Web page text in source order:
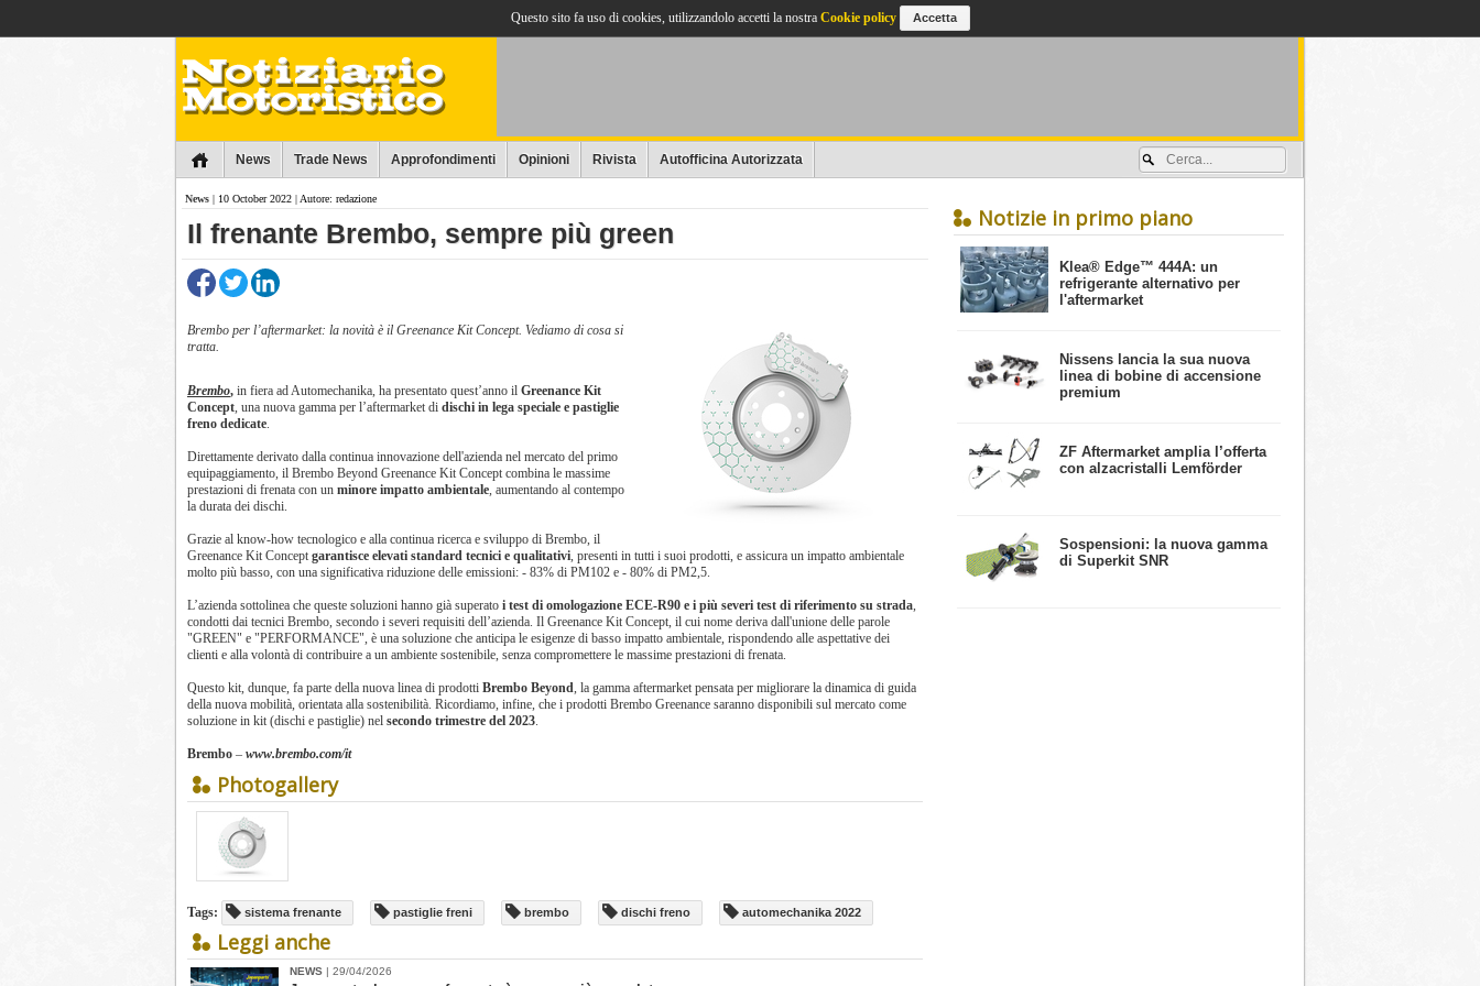
News Trade News Approfondimenti Opinioni Rivista Autofficina Autorizzata
Notizie in primo piano
​Klea® Edge™ 444A: un
refrigerante alternativo per
l'aftermarket
Nissens lancia la sua nuova
linea di bobine di accensione
premium
ZF Aftermarket amplia l’offerta
con alzacristalli Lemförder
​Sospensioni: la nuova gamma
di Superkit SNR
News | 10 October 2022 | Autore: redazione
Il frenante Brembo, sempre più green
Brembo per l’aftermarket: la novità è il Greenance Kit Concept. Vediamo di cosa si
tratta.
Brembo, in fiera ad Automechanika, ha presentato quest’anno il Greenance Kit
Concept, una nuova gamma per l’aftermarket di dischi in lega speciale e pastiglie
freno dedicate.
Direttamente derivato dalla continua innovazione dell'azienda nel mercato del primo
equipaggiamento, il Brembo Beyond Greenance Kit Concept combina le massime
prestazioni di frenata con un minore impatto ambientale, aumentando al contempo
la durata dei dischi.
Grazie al know-how tecnologico e alla continua ricerca e sviluppo di Brembo, il
Greenance Kit Concept garantisce elevati standard tecnici e qualitativi, presenti in tutti i suoi prodotti, e assicura un impatto ambientale
molto più basso, con una significativa riduzione delle emissioni: - 83% di PM102 e - 80% di PM2,5.
L’azienda sottolinea che queste soluzioni hanno già superato i test di omologazione ECE-R90 e i più severi test di riferimento su strada,
condotti dai tecnici Brembo, secondo i severi requisiti dell’azienda. Il Greenance Kit Concept, il cui nome deriva dall'unione delle parole
"GREEN" e "PERFORMANCE", è una soluzione che anticipa le esigenze di basso impatto ambientale, rispondendo alle aspettative dei
clienti e alla volontà di contribuire a un ambiente sostenibile, senza compromettere le massime prestazioni di frenata.
Questo kit, dunque, fa parte della nuova linea di prodotti Brembo Beyond, la gamma aftermarket pensata per migliorare la dinamica di guida
della nuova mobilità, orientata alla sostenibilità. Ricordiamo, infine, che i prodotti Brembo Greenance saranno disponibili sul mercato come
soluzione in kit (dischi e pastiglie) nel secondo trimestre del 2023.
Brembo – www.brembo.com/it
Photogallery
Tags: sistema frenante pastiglie freni brembo dischi freno automechanika 2022
Leggi anche
NEWS | 29/04/2026
Questo sito fa uso di cookies, utilizzandolo accetti la nostra Cookie policy Accetta